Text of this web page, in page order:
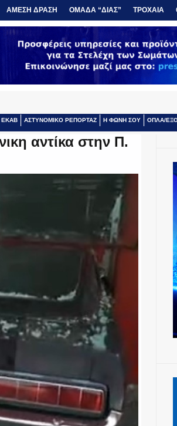
ΑΜΕΣΗ ΔΡΑΣΗ ΟΜΑΔΑ “ΔΙΑΣ” ΤΡΟΧΑΙΑ
ΕΚΑΒ ΑΣΤΥΝΟΜΙΚΟ ΡΕΠΟΡΤΑΖ Η ΦΩΝΗ ΣΟΥ ΟΠΛΑ/
αντίκα στην Π.